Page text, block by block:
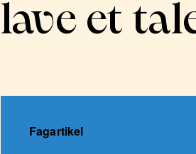
lave et
Fagartikel